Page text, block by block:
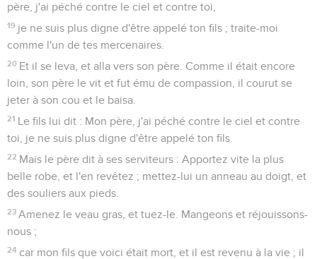
père, j'ai péché contre le ciel et contre toi,
19 je ne suis plus digne d'être appelé ton fils ; traite-moi
comme l'un de tes mercenaires.
20 Et il se leva, et alla vers son père. Comme il était encore
loin, son père le vit et fut ému de compassion, il courut se
jeter à son cou et le baisa.
21 Le fils lui dit : Mon père, j'ai péché contre le ciel et contre
toi, je ne suis plus digne d'être appelé ton fils.
22 Mais le père dit à ses serviteurs : Apportez vite la plus
belle robe, et l'en revêtez ; mettez-lui un anneau au doigt, et
des souliers aux pieds.
23 Amenez le veau gras, et tuez-le. Mangeons et réjouissons-
nous ;
24 car mon fils que voici était mort, et il est revenu à la vie ; il